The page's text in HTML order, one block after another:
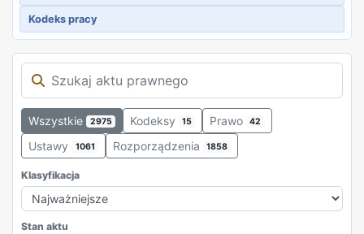
Kodeks pracy
Wszystkie 2975 Kodeksy 15 Prawo 42
Ustawy 1061 Rozporządzenia 1858
Klasyfikacja
Stan aktu